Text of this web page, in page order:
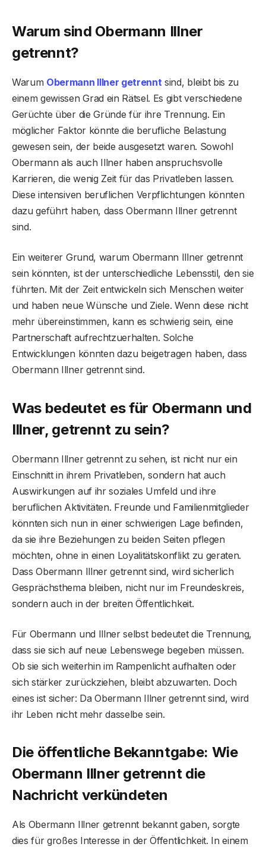
Warum sind Obermann Illner
getrennt?
Warum Obermann Illner getrenntsind, bleibt bis zu
einem gewissen Grad ein Rätsel. Es gibt verschiedene
Gerüchte über die Gründe für ihre Trennung. Ein
möglicher Faktor könnte die berufliche Belastung
gewesen sein, der beide ausgesetzt waren. Sowohl
Obermann als auch Illner haben anspruchsvolle
Karrieren, die wenig Zeit für das Privatleben lassen.
Diese intensiven beruflichen Verpflichtungen könnten
dazu geführt haben, dass Obermann Illner getrennt
sind.
Ein weiterer Grund, warum Obermann Illner getrennt
sein könnten, ist der unterschiedliche Lebensstil, den sie
führten. Mit der Zeit entwickeln sich Menschen weiter
und haben neue Wünsche und Ziele. Wenn diese nicht
mehr übereinstimmen, kann es schwierig sein, eine
Partnerschaft aufrechtzuerhalten. Solche
Entwicklungen könnten dazu beigetragen haben, dass
Obermann Illner getrennt sind.
Was bedeutet es für Obermann und
Illner, getrennt zu sein?
Obermann Illner getrennt zu sehen, ist nicht nur ein
Einschnitt in ihrem Privatleben, sondern hat auch
Auswirkungen auf ihr soziales Umfeld und ihre
beruflichen Aktivitäten. Freunde und Familienmitglieder
könnten sich nun in einer schwierigen Lage befinden,
da sie ihre Beziehungen zu beiden Seiten pflegen
möchten, ohne in einen Loyalitätskonflikt zu geraten.
Dass Obermann Illner getrennt sind, wird sicherlich
Gesprächsthema bleiben, nicht nur im Freundeskreis,
sondern auch in der breiten Öffentlichkeit.
Für Obermann und Illner selbst bedeutet die Trennung,
dass sie sich auf neue Lebenswege begeben müssen.
Ob sie sich weiterhin im Rampenlicht aufhalten oder
sich stärker zurückziehen, bleibt abzuwarten. Doch
eines ist sicher: Da Obermann Illner getrennt sind, wird
ihr Leben nicht mehr dasselbe sein.
Die öffentliche Bekanntgabe: Wie
Obermann Illner getrennt die
Nachricht verkündeten
Als Obermann Illner getrennt bekannt gaben, sorgte
dies für großes Interesse in der Öffentlichkeit. In einem